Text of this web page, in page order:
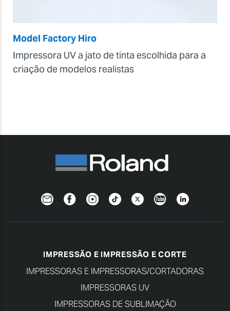
Model Factory Hiro
Impressora UV a jato de tinta escolhida para a
criação de modelos realistas
NewsletterFacebookInstagramTikTokTwitterYouTubeLinkedin
IMPRESSÃO E IMPRESSÃO E CORTE
IMPRESSORAS E IMPRESSORAS/CORTADORAS
IMPRESSORAS UV
IMPRESSORAS DE SUBLIMAÇÃO